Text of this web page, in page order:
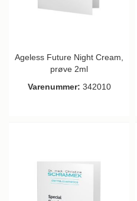
Ageless Future Night Cream,
prøve 2ml
Varenummer: 342010